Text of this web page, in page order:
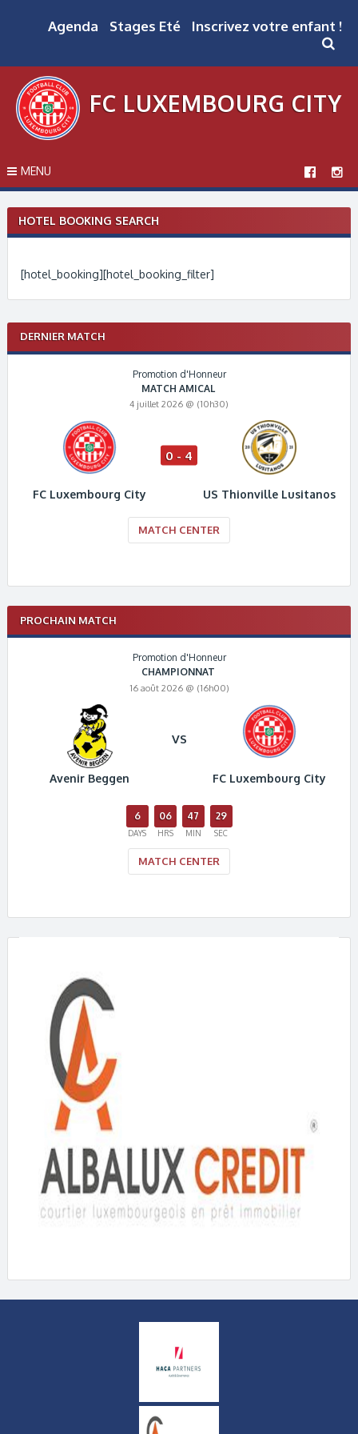
Agenda Stages Eté Inscrivez votre enfant !
FC LUXEMBOURG CITY
MENU
HOTEL BOOKING SEARCH
[hotel_booking][hotel_booking_filter]
DERNIER MATCH
Promotion d'Honneur
MATCH AMICAL
4 juillet 2026 @ (10h30)
FC Luxembourg City
0 - 4
US Thionville Lusitanos
MATCH CENTER
PROCHAIN MATCH
Promotion d'Honneur
CHAMPIONNAT
16 août 2026 @ (16h00)
Avenir Beggen
VS
FC Luxembourg City
6
DAYS
06
HRS
47
MIN
29
SEC
MATCH CENTER